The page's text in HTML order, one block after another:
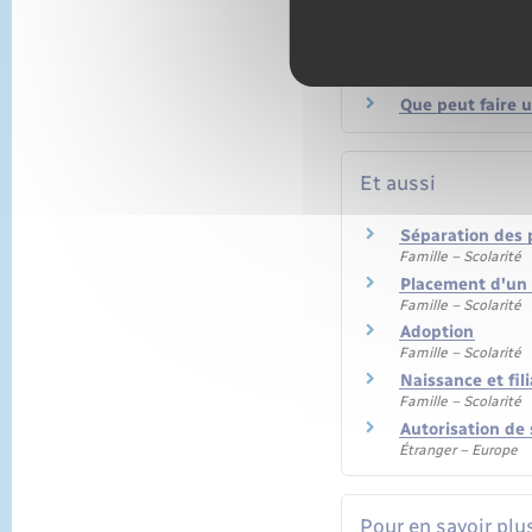
Est-on obligé
Quelle est la
Que peut faire
Et aussi
Séparation des
Famille – Scolarité
Placement
Famille – Scolarité
Adoption
Famille – Scolarité
Naissance et
Famille – Scolarité
Autorisation de
Étranger – Europe
Pour en savoir